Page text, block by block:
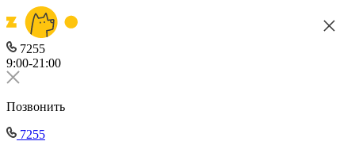
7255
9:00-21:00
Позвонить
7255